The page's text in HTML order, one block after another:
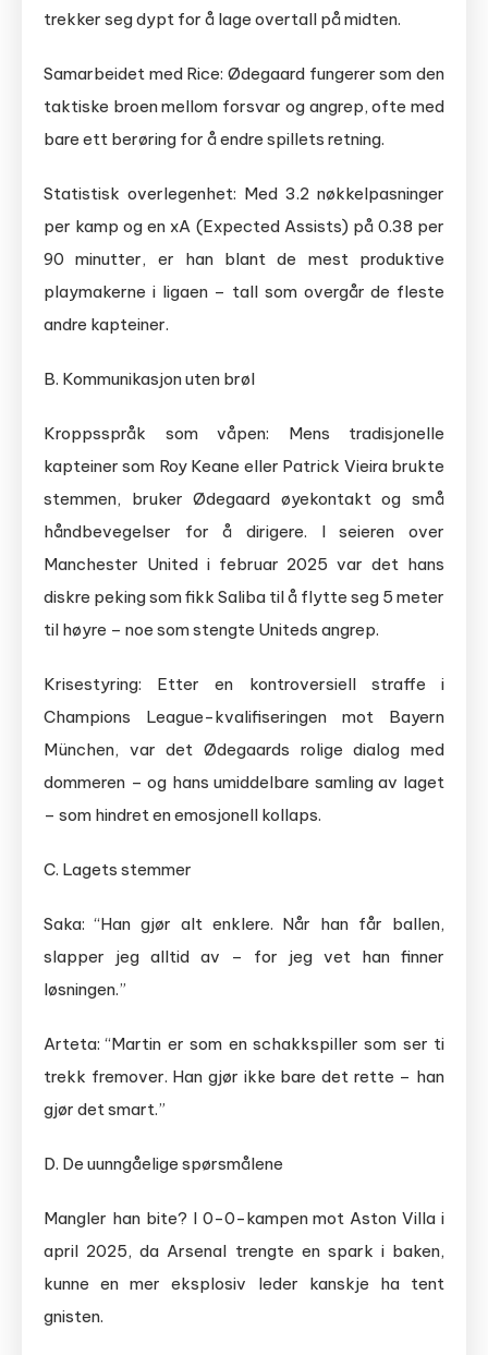
trekker seg dypt for å lage overtall på midten.
Samarbeidet med Rice: Ødegaard fungerer som den
taktiske broen mellom forsvar og angrep, ofte med
bare ett berøring for å endre spillets retning.
Statistisk overlegenhet: Med 3.2 nøkkelpasninger
per kamp og en xA (Expected Assists) på 0.38 per
90 minutter, er han blant de mest produktive
playmakerne i ligaen – tall som overgår de fleste
andre kapteiner.
B. Kommunikasjon uten brøl
Kroppsspråk som våpen: Mens tradisjonelle
kapteiner som Roy Keane eller Patrick Vieira brukte
stemmen, bruker Ødegaard øyekontakt og små
håndbevegelser for å dirigere. I seieren over
Manchester United i februar 2025 var det hans
diskre peking som fikk Saliba til å flytte seg 5 meter
til høyre – noe som stengte Uniteds angrep.
Krisestyring: Etter en kontroversiell straffe i
Champions League-kvalifiseringen mot Bayern
München, var det Ødegaards rolige dialog med
dommeren – og hans umiddelbare samling av laget
– som hindret en emosjonell kollaps.
C. Lagets stemmer
Saka: “Han gjør alt enklere. Når han får ballen,
slapper jeg alltid av – for jeg vet han finner
løsningen.”
Arteta: “Martin er som en schakkspiller som ser ti
trekk fremover. Han gjør ikke bare det rette – han
gjør det smart.”
D. De uunngåelige spørsmålene
Mangler han bite? I 0-0-kampen mot Aston Villa i
april 2025, da Arsenal trengte en spark i baken,
kunne en mer eksplosiv leder kanskje ha tent
gnisten.